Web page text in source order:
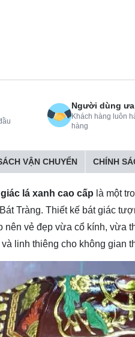
Người dùng
Khách hàng luôn
hàng
VẬN CHUYỂN CHÍNH
lá xanh cao cấp là một
Tràng. Thiết kế bát giác
nên vẻ đẹp vừa cổ kính, vừa
linh thiêng cho không gian